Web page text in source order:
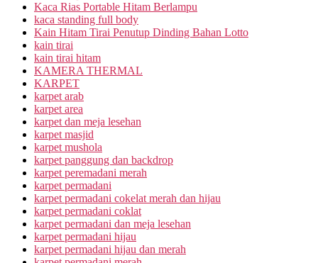
Kaca Rias Portable Hitam Berlampu
kaca standing full body
Kain Hitam Tirai Penutup Dinding Bahan Lotto
kain tirai
kain tirai hitam
KAMERA THERMAL
KARPET
karpet arab
karpet area
karpet dan meja lesehan
karpet masjid
karpet mushola
karpet panggung dan backdrop
karpet peremadani merah
karpet permadani
karpet permadani cokelat merah dan hijau
karpet permadani coklat
karpet permadani dan meja lesehan
karpet permadani hijau
karpet permadani hijau dan merah